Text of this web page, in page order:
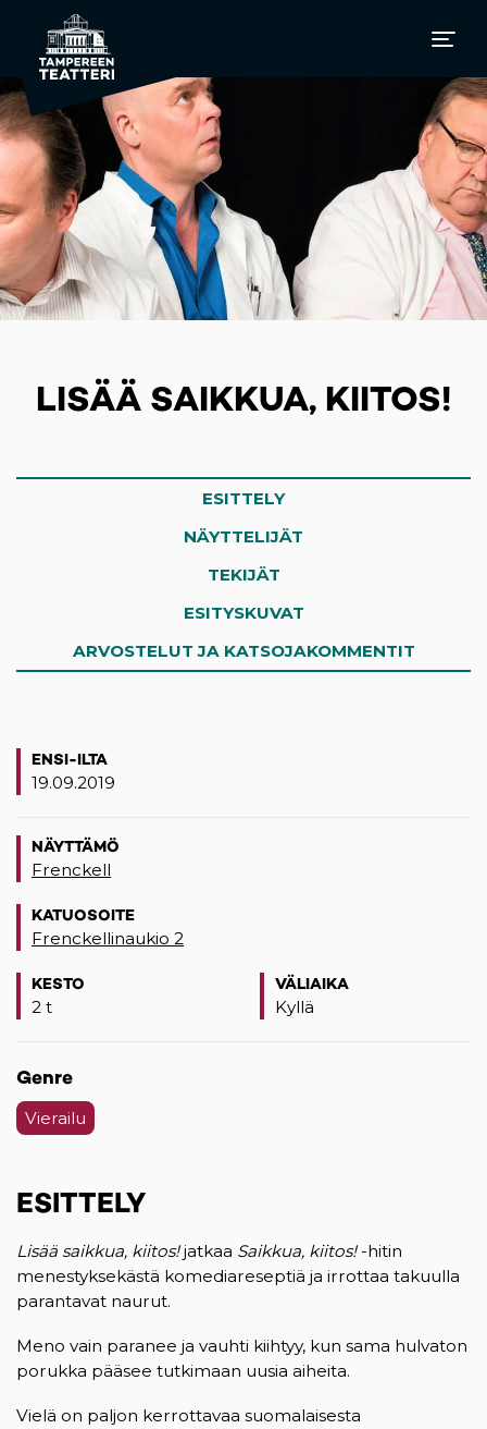
LISÄÄ SAIKKUA, KIITOS!
ESITTELY
NÄYTTELIJÄT
TEKIJÄT
ESITYSKUVAT
ARVOSTELUT JA KATSOJAKOMMENTIT
ENSI-ILTA
19.09.2019
NÄYTTÄMÖ
Frenckell
KATUOSOITE
Frenckellinaukio 2
KESTO
2 t
VÄLIAIKA
Kyllä
Genre
Vierailu
ESITTELY
Lisää saikkua, kiitos!jatkaa Saikkua, kiitos!-hitin
menestyksekästä komediareseptiä ja irrottaa takuulla
parantavat naurut.
Meno vain paranee ja vauhti kiihtyy, kun sama hulvaton
porukka pääsee tutkimaan uusia aiheita.
Vielä on paljon kerrottavaa suomalaisesta